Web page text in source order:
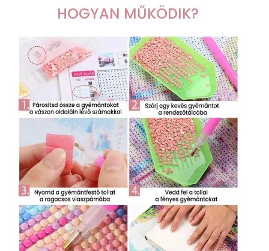
HOGYAN MŰKÖDIK?